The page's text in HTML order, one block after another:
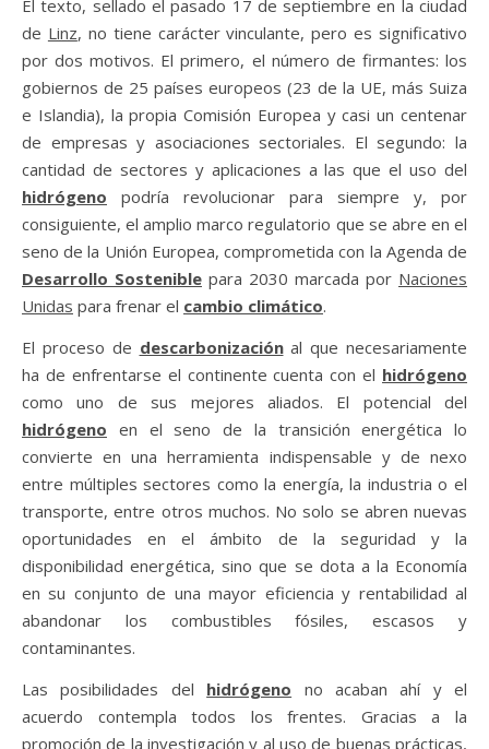
El texto, sellado el pasado 17 de septiembre en la ciudad
de Linz, no tiene carácter vinculante, pero es significativo
por dos motivos. El primero, el número de firmantes: los
gobiernos de 25 países europeos (23 de la UE, más Suiza
e Islandia), la propia Comisión Europea y casi un centenar
de empresas y asociaciones sectoriales. El segundo: la
cantidad de sectores y aplicaciones a las que el uso del
hidrógeno podría revolucionar para siempre y, por
consiguiente, el amplio marco regulatorio que se abre en el
seno de la Unión Europea, comprometida con la Agenda de
Desarrollo Sostenible para 2030 marcada por Naciones
Unidas para frenar el cambio climático.
El proceso de descarbonizaciónal que necesariamente
ha de enfrentarse el continente cuenta con el hidrógeno
como uno de sus mejores aliados. El potencial del
hidrógeno en el seno de la transición energética lo
convierte en una herramienta indispensable y de nexo
entre múltiples sectores como la energía, la industria o el
transporte, entre otros muchos. No solo se abren nuevas
oportunidades en el ámbito de la seguridad y la
disponibilidad energética, sino que se dota a la Economía
en su conjunto de una mayor eficiencia y rentabilidad al
abandonar los combustibles fósiles, escasos y
contaminantes.
Las posibilidades del hidrógeno no acaban ahí y el
acuerdo contempla todos los frentes. Gracias a la
promoción de la investigación y al uso de buenas prácticas,